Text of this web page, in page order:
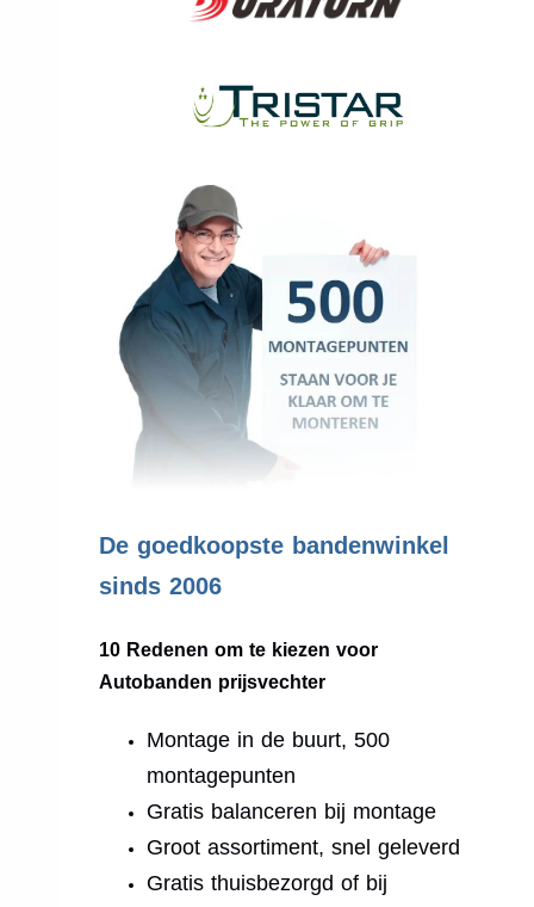
De goedkoopste bandenwinkel
sinds 2006
10 Redenen om te kiezen voor
Autobanden prijsvechter
Montage in de buurt, 500
montagepunten
Gratis balanceren bij montage
Groot assortiment, snel geleverd
Gratis thuisbezorgd of bij